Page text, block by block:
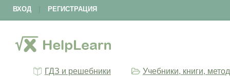
ВХОД РЕГИСТРАЦИЯ
ГДЗ и решебники Учебники, книги,